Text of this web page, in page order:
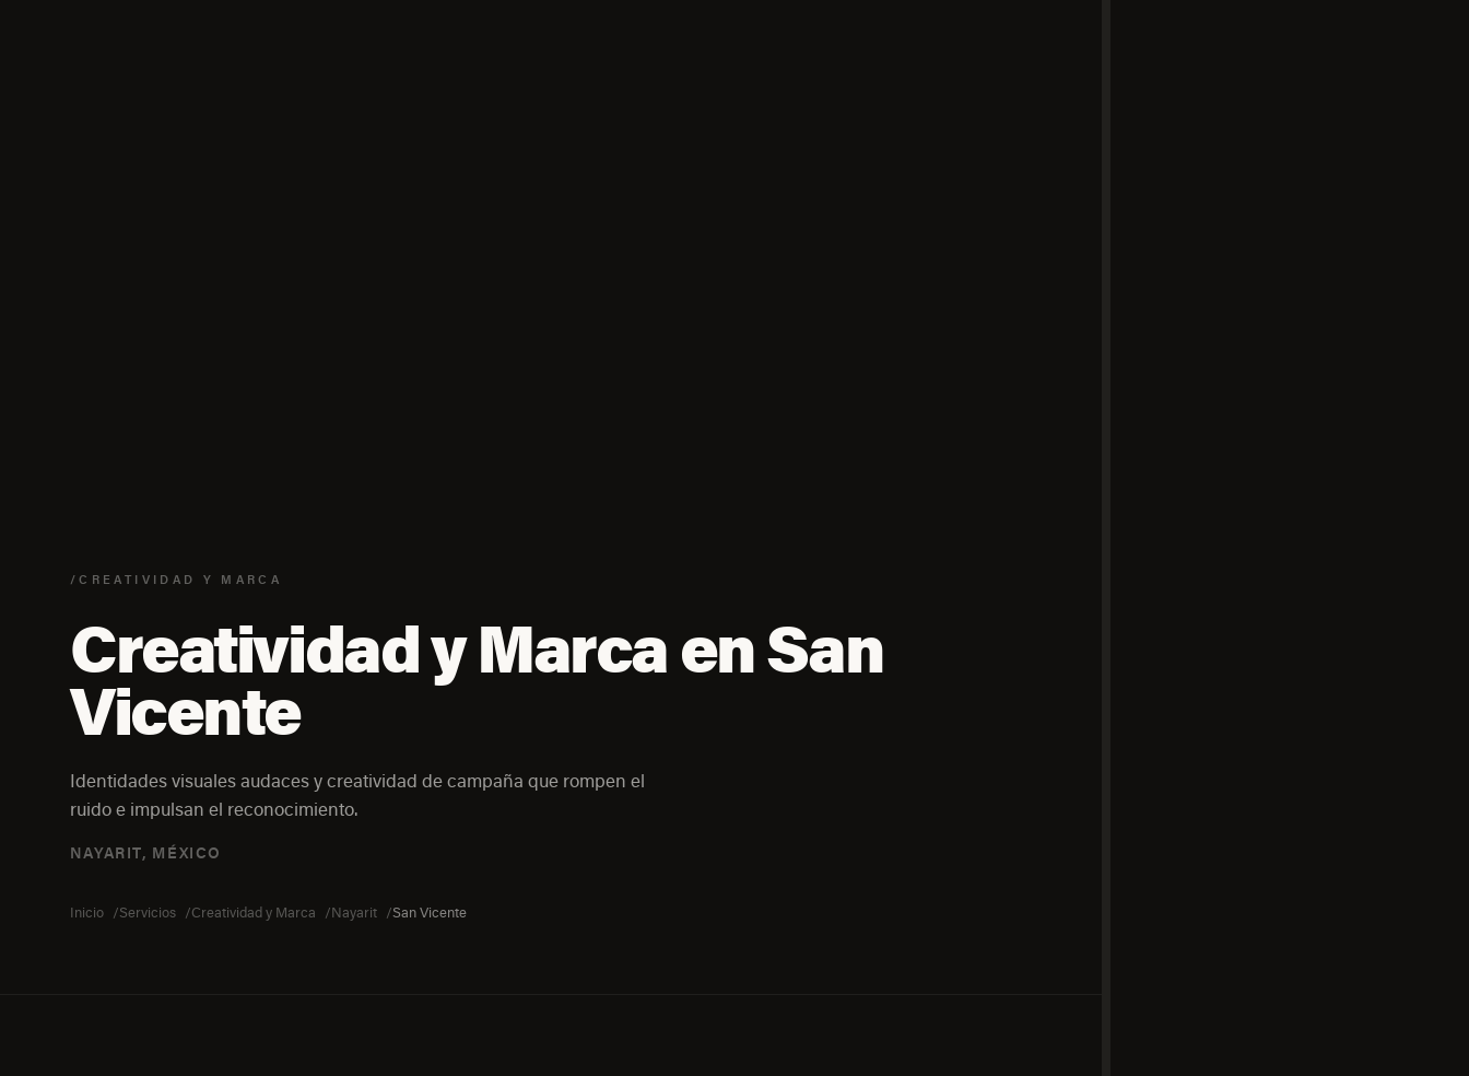
/CREATIVIDAD Y MARCA
Creatividad y Marca en San
Vicente
Identidades visuales audaces y creatividad de campaña que rompen el
ruido e impulsan el reconocimiento.
NAYARIT, MÉXICO
Inicio Servicios Creatividad y Marca Nayarit San Vicente